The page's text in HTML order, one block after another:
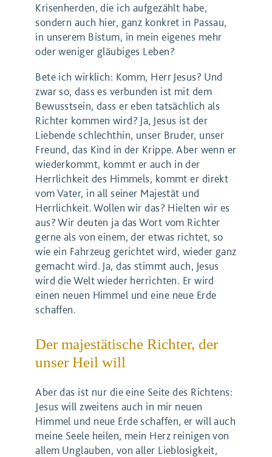
Krisenherden, die ich aufgezählt habe,
sondern auch hier, ganz konkret in Passau,
in unserem Bistum, in mein eigenes mehr
oder weniger gläubiges Leben?
Bete ich wirklich: Komm, Herr Jesus? Und
zwar so, dass es verbunden ist mit dem
Bewusstsein, dass er eben tatsächlich als
Richter kommen wird? Ja, Jesus ist der
Liebende schlechthin, unser Bruder, unser
Freund, das Kind in der Krippe. Aber wenn er
wiederkommt, kommt er auch in der
Herrlichkeit des Himmels, kommt er direkt
vom Vater, in all seiner Majestät und
Herrlichkeit. Wollen wir das? Hielten wir es
aus? Wir deuten ja das Wort vom Richter
gerne als von einem, der etwas richtet, so
wie ein Fahrzeug gerichtet wird, wieder ganz
gemacht wird. Ja, das stimmt auch, Jesus
wird die Welt wieder herrichten. Er wird
einen neuen Himmel und eine neue Erde
schaffen.
Der majestätische Richter, der
unser Heil will
Aber das ist nur die eine Seite des Richtens:
Jesus will zweitens auch in mir neuen
Himmel und neue Erde schaffen, er will auch
meine Seele heilen, mein Herz reinigen von
allem Unglauben, von aller Lieblosigkeit,